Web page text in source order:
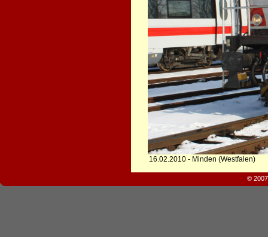
16.02.2010 - Minden (Westfalen)
©